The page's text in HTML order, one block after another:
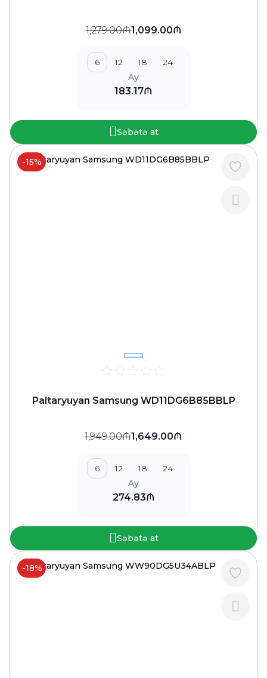
1,279.00₼1,099.00₼
6 12 18
24
Ay
183.17₼
Səbətə at
-15%
Paltaryuyan Samsung WD11DG6B85BBLP
1,949.00₼1,649.00₼
6 12 18
24
Ay
274.83₼
Səbətə at
-18%